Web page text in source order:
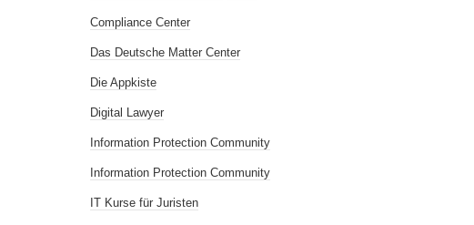
Compliance Center
Das Deutsche Matter Center
Die Appkiste
Digital Lawyer
Information Protection Community
Information Protection Community
IT Kurse für Juristen